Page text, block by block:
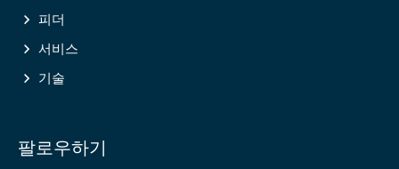
피더
서비스
기술
팔로우하기